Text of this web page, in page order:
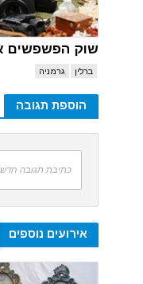
שוק הפשפשים
ברלין גרמניה
הוספת תגובה
כתיבת תגובה
אירועים נוספים